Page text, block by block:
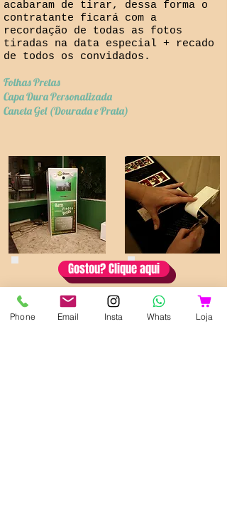
acabaram de tirar, dessa forma o
contratante ficará com a
recordação de todas as fotos
tiradas na data especial + recado
de todos os convidados.
Folhas Pretas
Capa Dura Personalizada
Caneta Gel (Dourada e Prata)
Gostou? Clique aqui
Phone Email Insta Whats Loja